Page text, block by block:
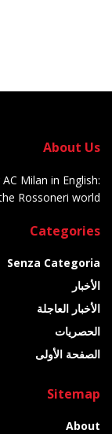
About Us
Milan in English:
Rossoneri world.
Categories
Senza Categoria
الأخبار
الأخبار العاجلة
الحصريات
الصفحة الأولى
Sitemap
About